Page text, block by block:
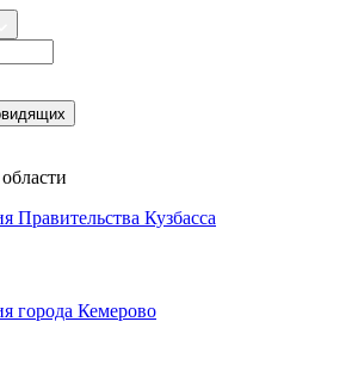
слабовидящих
Правительства Кузбасса
города Кемерово